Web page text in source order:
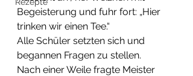
Begeisterung und fuhr fort: „Hier
trinken wir einen Tee.“
Alle Schüler setzten sich und
begannen Fragen zu stellen.
Nach einer Weile fragte Meister